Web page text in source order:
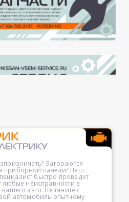
Загораются
приборной панели? Наш
быстро проведет
любые неисправности в
авто. Не тяните с
автомобиль опытному